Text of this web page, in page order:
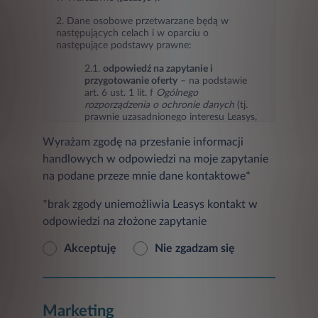
2. Dane osobowe przetwarzane będą w
następujących celach i w oparciu o
następujące podstawy prawne:
2.1. odpowiedź na zapytanie i
przygotowanie oferty – na podstawie
art. 6 ust. 1 lit. f Ogólnego
rozporządzenia o ochronie danych (tj.
prawnie uzasadnionego interesu Leasys,
przygotowanie oferty),
2.2. marketing Leasys oraz podmiotów
trzecich(przesyłanie informacji
produktach, usługach, ofertach
promocyjnych, nowościach i
wydarzeniach oraz badaniach
ust. 1 lit. a
Ogólnego rozporządzenia o
2.3ustalanie, dochodzenie
Wyrażam zgodę na przesłanie informacji
handlowych w odpowiedzi na moje zapytanie
na podane przeze mnie dane kontaktowe*
*brak zgody uniemożliwia Leasys kontakt w
odpowiedzi na złożone zapytanie
Akceptuję Nie zgadzam się
Marketing